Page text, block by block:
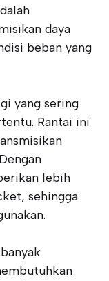
daya
beban yang
yang sering
Rantai ini
lebih
sehingga